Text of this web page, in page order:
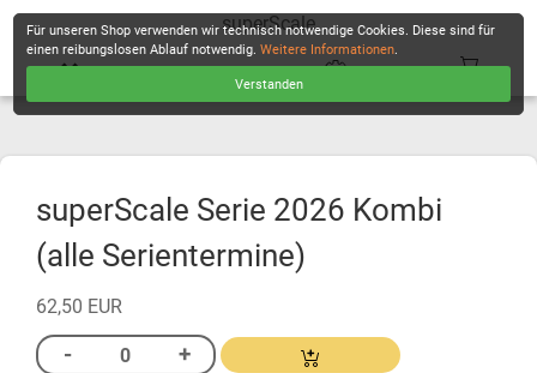
superScale
superScale Serie 2026 Kombi
(alle Serientermine)
62,50 EUR
Für unseren Shop verwenden wir technisch notwendige Cookies. Diese sind für
einen reibungslosen Ablauf notwendig.Weitere Informationen.
Verstanden